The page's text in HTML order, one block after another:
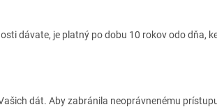
dávate, je platný po dobu 10 rokov odo dňa,
dát. Aby zabránila neoprávnenému